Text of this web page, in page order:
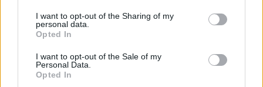
I want to opt-out of the Sharing of my
personal data.
Opted In
I want to opt-out of the Sale of my
Personal Data.
Opted In
Δείτε το εδώ